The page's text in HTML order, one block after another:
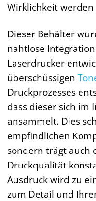
Wirklichkeit werden
Dieser Behälter
nahtlose
Laserdrucker
überschüssigen
Druckprozesses
dass dieser sich im
ansammelt. Dies
empfindlichen
sondern trägt auch
Druckqualität
Ausdruck wird zu
zum Detail und